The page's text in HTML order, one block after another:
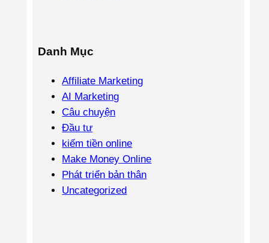
Danh Mục
Affiliate Marketing
AI Marketing
Câu chuyện
Đầu tư
kiếm tiền online
Make Money Online
Phát triển bản thân
Uncategorized